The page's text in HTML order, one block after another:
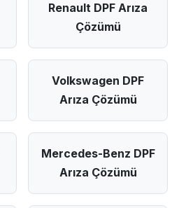
Renault DPF Arıza
Çözümü
Volkswagen DPF
Arıza Çözümü
Mercedes-Benz DPF
Arıza Çözümü